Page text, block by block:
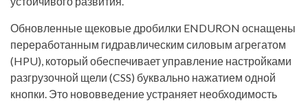
Обновленные щековые дробилки ENDURON оснащены
переработанным гидравлическим силовым агрегатом
(HPU), который обеспечивает управление настройками
разгрузочной щели (CSS) буквально нажатием одной
кнопки. Это нововведение устраняет необходимость